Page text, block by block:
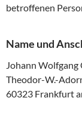
betroffenen
Name und
Johann
Theodor-W.-
60323 Frankfurt